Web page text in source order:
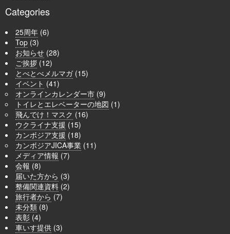
Categories
25周年 (6)
Top (3)
お知らせ (28)
ご挨拶 (12)
とべとべメルマガ(15)
イベント (41)
オンラインカレンダー市 (9)
トイレとエレベーターの地図 (1)
飛んでけ！マスク (16)
ウクライナ支援 (15)
カンボジア支援 (18)
カンボジアJICA事業 (11)
メディア情報 (7)
会報 (8)
届いた方から (3)
整備関連資料 (2)
旅行者から (7)
未分類 (8)
表彰 (4)
車いす提供 (3)